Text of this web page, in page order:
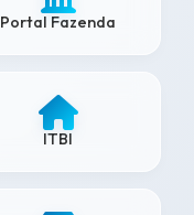
Portal Fazenda
ITBI